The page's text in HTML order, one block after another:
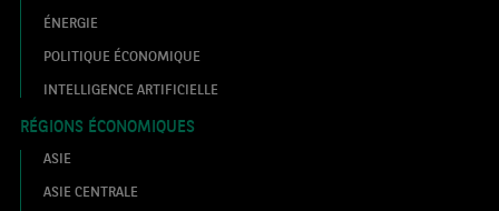
ÉNERGIE
POLITIQUE ÉCONOMIQUE
INTELLIGENCE ARTIFICIELLE
RÉGIONS ÉCONOMIQUES
ASIE
ASIE CENTRALE